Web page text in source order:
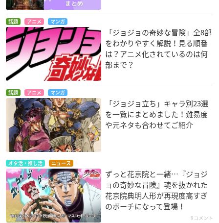
話題 アニメ マンガ
「ジョジョの奇妙な冒険」全8部
をわかりやすく解説！見る順番
は？アニメ化されているのは何
部まで？
話題 アニメ マンガ
「ジョジョ立ち」キャラ別23選
を一覧にまとめました！難易度
や元ネタも合わせてご紹介
オタ活・推し活 ニュース
ずっと花京院と一緒…『ジョジ
ョの奇妙な冒険』魂を抜かれた
花京院典明人形が再現度高すぎ
のポーチになって登場！
9コメント